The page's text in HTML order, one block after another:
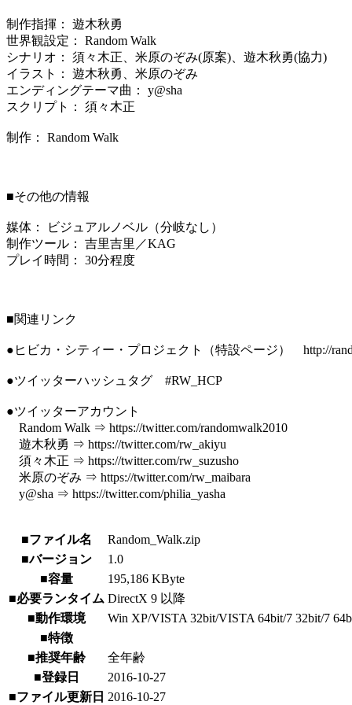
制作指揮： 遊木秋勇
世界観設定： Random Walk
シナリオ： 須々木正、米原のぞみ(原案)、遊木秋勇(協力)
イラスト： 遊木秋勇、米原のぞみ
エンディングテーマ曲： y@sha
スクリプト： 須々木正
制作： Random Walk
■その他の情報
媒体： ビジュアルノベル（分岐なし）
制作ツール： 吉里吉里／KAG
プレイ時間： 30分程度
■関連リンク
●ヒビカ・シティー・プロジェクト（特設ページ） http://
●ツイッターハッシュタグ #RW_HCP
●ツイッターアカウント
Random Walk ⇒ https://twitter.com/randomwalk2010
遊木秋勇 ⇒ https://twitter.com/rw_akiyu
須々木正 ⇒ https://twitter.com/rw_suzusho
米原のぞみ ⇒ https://twitter.com/rw_maibara
y@sha ⇒ https://twitter.com/philia_yasha
■ファイル名
Random_Walk.zip
■バージョン
1.0
■容量
195,186 KByte
■必要ランタイム DirectX 9 以降
■動作環境
Win XP/VISTA 32bit/VISTA 64bit/7 32bit/7
■特徴
■推奨年齢
全年齢
■登録日
2016-10-27
■ファイル更新日 2016-10-27